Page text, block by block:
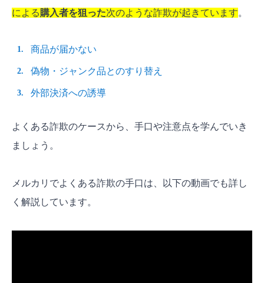
商品画像が少ない・公式画像のみの場合は質
問する
説明文が極端に短い、または不自然な日本語
評価がない新規アカウントとの高額取引は避
ける
確認する
怪しいと感じたらスクショを撮って証拠を残
による購入者を狙った次のような詐欺が起きています。
商品が届かない
偽物・ジャンク品とのすり替え
外部決済への誘導
よくある詐欺のケースから、手口や注意点を学んでいき
ましょう。
メルカリでよくある詐欺の手口は、以下の動画でも詳し
く解説しています。